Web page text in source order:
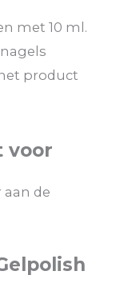
met 10 ml.
product
voor
aan de